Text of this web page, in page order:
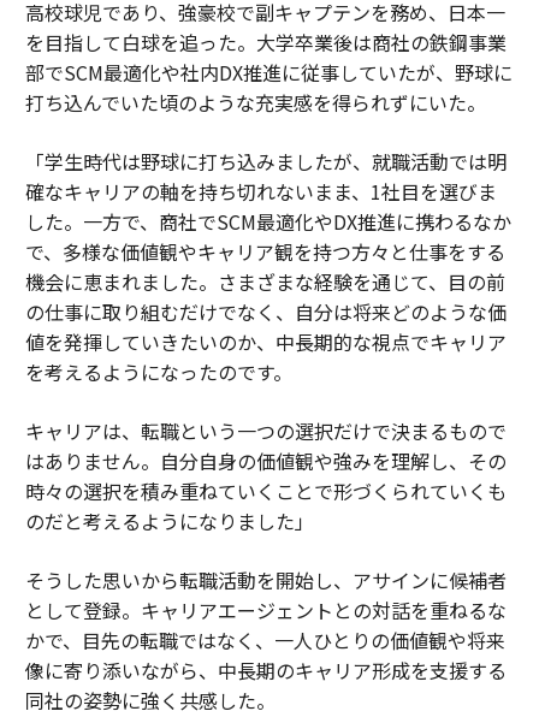
高校球児であり、強豪校で副キャプテンを務め、日本一
を目指して白球を追った。大学卒業後は商社の鉄鋼事業
部でSCM最適化や社内DX推進に従事していたが、野球に
打ち込んでいた頃のような充実感を得られずにいた。
「学生時代は野球に打ち込みましたが、就職活動では明
確なキャリアの軸を持ち切れないまま、1社目を選びま
した。一方で、商社でSCM最適化やDX推進に携わるなか
で、多様な価値観やキャリア観を持つ方々と仕事をする
機会に恵まれました。さまざまな経験を通じて、目の前
の仕事に取り組むだけでなく、自分は将来どのような価
値を発揮していきたいのか、中長期的な視点でキャリア
を考えるようになったのです。
キャリアは、転職という一つの選択だけで決まるもので
はありません。自分自身の価値観や強みを理解し、その
時々の選択を積み重ねていくことで形づくられていくも
のだと考えるようになりました」
そうした思いから転職活動を開始し、アサインに候補者
として登録。キャリアエージェントとの対話を重ねるな
かで、目先の転職ではなく、一人ひとりの価値観や将来
像に寄り添いながら、中長期のキャリア形成を支援する
同社の姿勢に強く共感した。